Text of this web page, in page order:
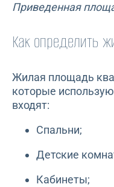
Приведенная
Как определить
Жилая площадь
которые
входят:
Спальни;
Детские
Кабинеты;